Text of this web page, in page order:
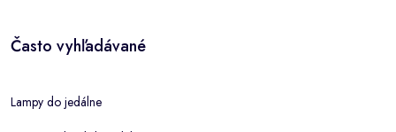
Často vyhľadávané
Lampy do jedálne